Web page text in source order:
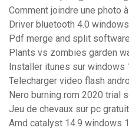
Comment joindre une photo
Driver bluetooth 4.0 windows
Pdf merge and split
Plants vs zombies garden
Installer itunes sur windows
Telecharger video flash
Nero burning rom 2020 trial
Jeu de chevaux sur pc gratuit
Amd catalyst 14.9 windows